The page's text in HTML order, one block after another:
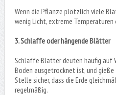
Wenn die Pflanze plötzlich viele
wenig Licht, extreme
3. Schlaffe oder hängende Blätter
Schlaffe Blätter deuten häufig auf
Boden ausgetrocknet ist, und
Stelle sicher, dass die Erde
regelmäßig.